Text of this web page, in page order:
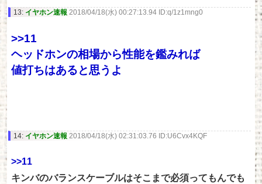
13: イヤホン速報 2018/04/18(水) 00:27:13.94 ID:q/1z1mng0
>>11
ヘッドホンの相場から性能を鑑みれば
値打ちはあると思うよ
14: イヤホン速報 2018/04/18(水) 02:31:03.76 ID:U6Cvx4KQF
>>11
キンバのバランスケーブルはそこまで必須ってもんでも